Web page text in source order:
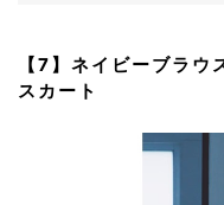
【7】ネイビーブラ
スカート